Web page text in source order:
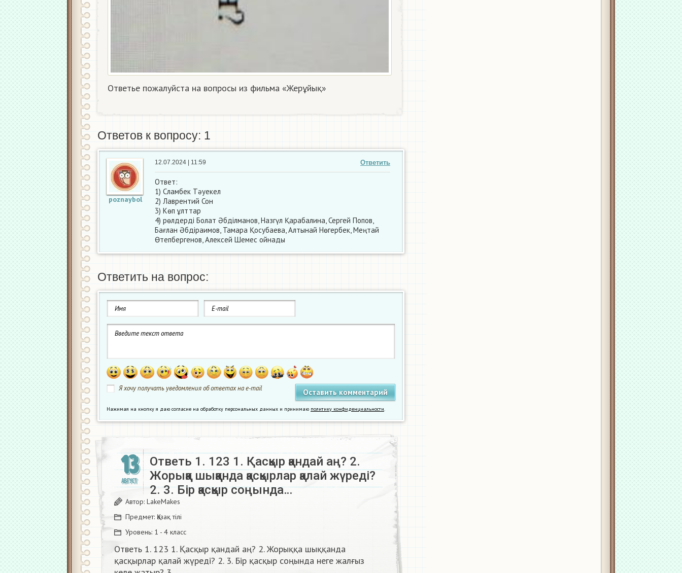
Ответье пожалуйста на вопросы из фильма «Жерұйық» ​
Ответов к вопросу: 1
poznaybol
Ответить
12.07.2024 | 11:59
Ответ:
1) Сламбек Тәуекел
2) Лаврентий Сон
3) Көп ұлттар
4) рөлдерді Болат Әбділманов, Назгүл Қарабалина, Сергей Попов,
Бағлан Әбдіраимов, Тамара Қосубаева, Алтынай Нөгербек, Меңтай
Өтепбергенов, Алексей Шемес ойнады
Ответить на вопрос:
Я хочу получать уведомления об ответах на e-mail
Нажимая на кнопку я даю согласие на обработку персональных данных и принимаю политику конфиденциальности.
13
АВГУСТ
Ответь 1. 123 1. Қасқыр қандай аң? 2.
Жорыққа шыққанда қасқырлар қалай жүреді?
2. 3. Бір қасқыр соңында…
Автор: LakeMakes
Предмет: Қазақ тiлi
Уровень: 1 - 4 класс
Ответь 1. 123 1. Қасқыр қандай аң? 2. Жорыққа шыққанда
қасқырлар қалай жүреді? 2. 3. Бір қасқыр соңында неге жалғыз